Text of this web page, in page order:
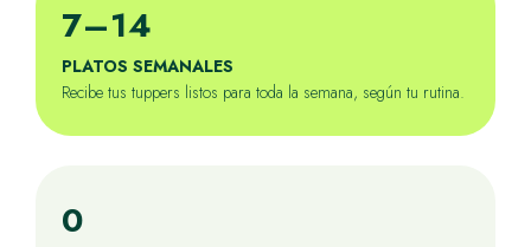
7–14
PLATOS SEMANALES
Recibe tus tuppers listos para toda la semana, según tu rutina.
0